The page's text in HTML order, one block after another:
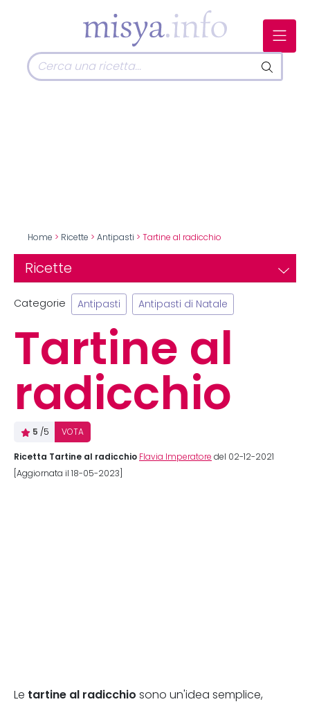
Home > Ricette > Antipasti > Tartine al radicchio
Ricette
Categorie Antipasti Antipasti di Natale
Tartine al
radicchio
5 /5 VOTA
Ricetta Tartine al radicchio Flavia Imperatore del 02-12-2021
[Aggiornata il 18-05-2023]
Le tartine al radicchio sono un'idea semplice,